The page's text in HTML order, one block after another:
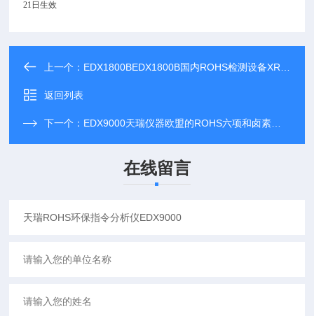
21日生效
上一个： EDX1800BEDX1800B国内ROHS检测设备XRF有哪些
返回列表
下一个： EDX9000天瑞仪器欧盟的ROHS六项和卤素检测仪器
在线留言